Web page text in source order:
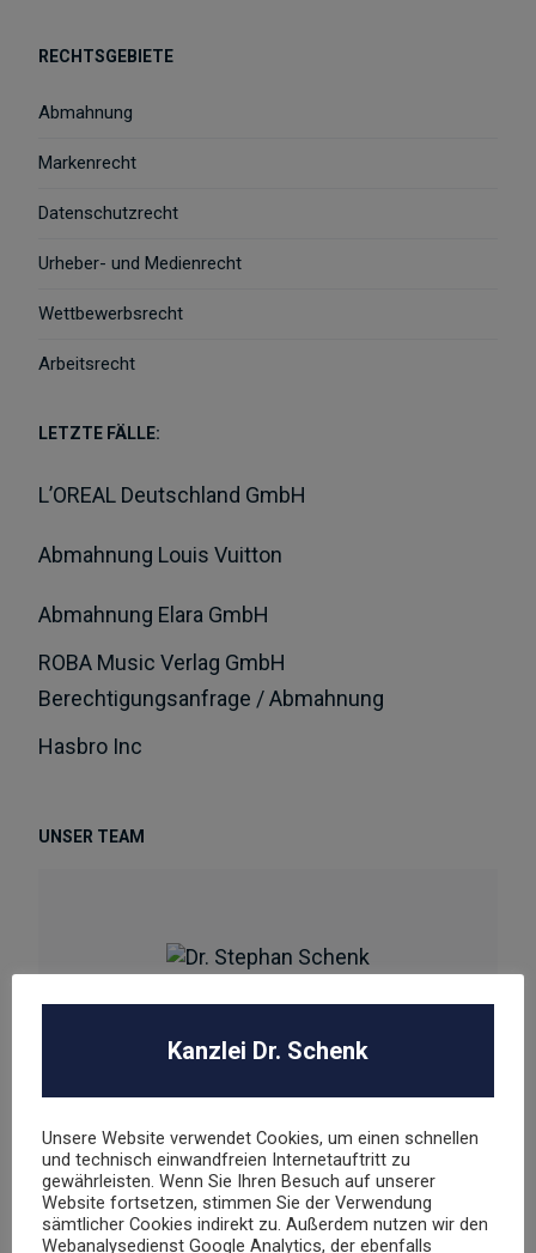
RECHTSGEBIETE
Abmahnung
Markenrecht
Datenschutzrecht
Urheber- und Medienrecht
Wettbewerbsrecht
Arbeitsrecht
LETZTE FÄLLE:
L’OREAL Deutschland GmbH
Abmahnung Louis Vuitton
Abmahnung Elara GmbH
ROBA Music Verlag GmbH
Berechtigungsanfrage / Abmahnung
Hasbro Inc
UNSER TEAM
Dr. Stephan Schenk
Rechtsanwalt und Fachanwalt für gewerblichen
EMAIL sschenk@dr-schenk.net
TEL 0421 566 38 780
Kanzlei Dr. Schenk
Unsere Website verwendet Cookies, um einen schnellen
und technisch einwandfreien Internetauftritt zu
gewährleisten. Wenn Sie Ihren Besuch auf unserer
Website fortsetzen, stimmen Sie der Verwendung
sämtlicher Cookies indirekt zu. Außerdem nutzen wir den
Webanalysedienst Google Analytics, der ebenfalls